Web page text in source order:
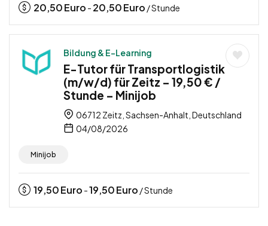
20,50Euro - 20,50Euro / Stunde
Bildung & E-Learning
E-Tutor für Transportlogistik
(m/w/d) für Zeitz – 19,50 € /
Stunde – Minijob
06712 Zeitz, Sachsen-Anhalt, Deutschland
04/08/2026
Minijob
19,50Euro -19,50Euro / Stunde